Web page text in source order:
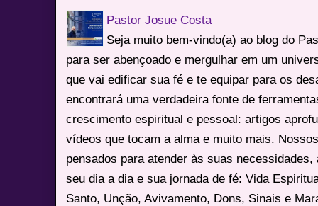
Pastor Josue Costa
Seja muito bem-vindo(a) ao blog do
para ser abençoado e mergulhar em um
que vai edificar sua fé e te equipar para os
encontrará uma verdadeira fonte de
crescimento espiritual e pessoal: artigos
vídeos que tocam a alma e muito mais.
pensados para atender às suas
seu dia a dia e sua jornada de fé: Vida
Santo, Unção, Avivamento, Dons, Sinais e